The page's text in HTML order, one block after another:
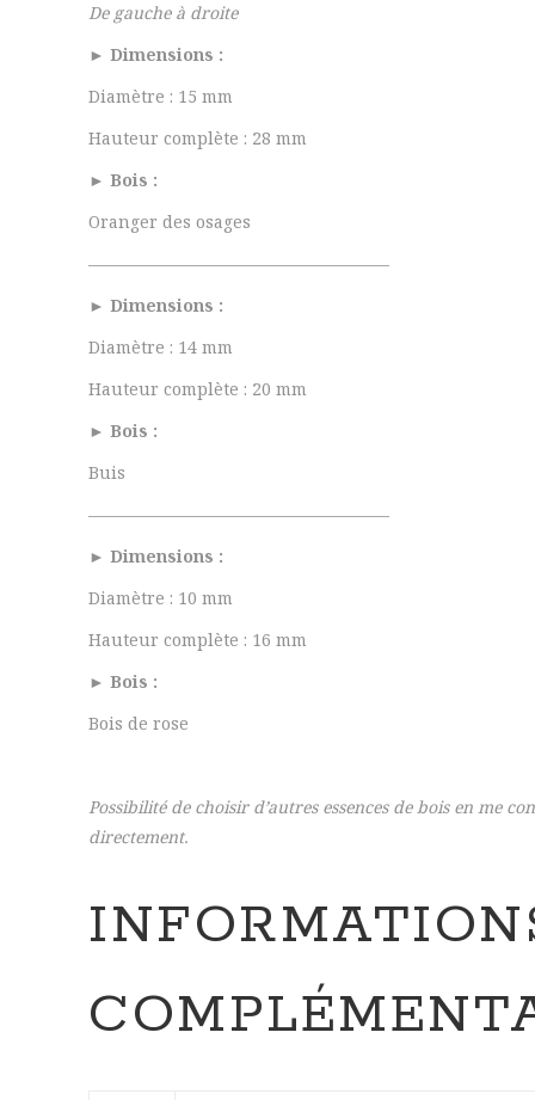
De gauche à droite
► Dimensions :
Diamètre : 15 mm
Hauteur complète : 28 mm
► Bois :
Oranger des osages
——————————————————
► Dimensions :
Diamètre : 14 mm
Hauteur complète : 20 mm
► Bois :
Buis
——————————————————
► Dimensions :
Diamètre : 10 mm
Hauteur complète : 16 mm
► Bois :
Bois de rose
Possibilité de choisir d’autres essences de bois en me
directement.